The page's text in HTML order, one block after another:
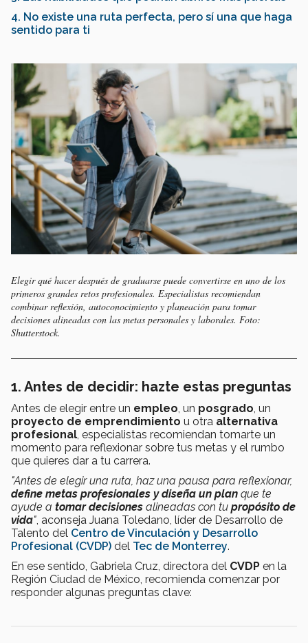
4. No existe una ruta perfecta, pero sí una que haga
sentido para ti
Elegir qué hacer después de graduarse puede convertirse en uno de los
primeros grandes retos profesionales. Especialistas recomiendan
combinar reflexión, autoconocimiento y planeación para tomar
decisiones alineadas con las metas personales y laborales. Foto:
Shutterstock.
1. Antes de decidir: hazte estas preguntas
Antes de elegir entre un empleo, un posgrado, un
proyecto de emprendimiento u otra alternativa
profesional, especialistas recomiendan tomarte un
momento para reflexionar sobre tus metas y el rumbo
que quieres dar a tu carrera.
"Antes de elegir una ruta, haz una pausa para reflexionar,
define metas profesionales y diseña un plan que te
ayude a tomar decisiones alineadas con tu propósito de
vida", aconseja Juana Toledano, líder de Desarrollo de
Talento del Centro de Vinculación y Desarrollo
Profesional (CVDP) del Tec de Monterrey.
En ese sentido, Gabriela Cruz, directora del CVDP en la
Región Ciudad de México, recomienda comenzar por
responder algunas preguntas clave: